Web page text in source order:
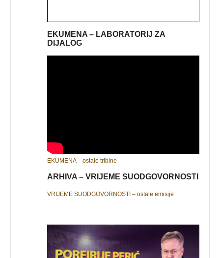
EKUMENA – LABORATORIJ ZA
DIJALOG
EKUMENA – ostale tribine
ARHIVA – VRIJEME SUODGOVORNOSTI
VRIJEME SUODGOVORNOSTI – ostale emisije